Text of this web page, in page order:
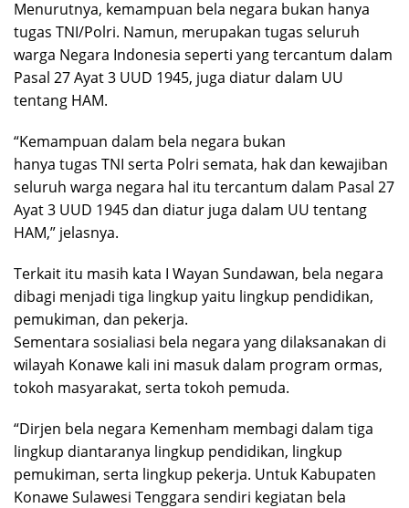
Menurutnya, kemampuan bela negara bukan hanya
tugas TNI/Polri. Namun, merupakan tugas seluruh
warga Negara Indonesia seperti yang tercantum dalam
Pasal 27 Ayat 3 UUD 1945, juga diatur dalam UU
tentang HAM.
“Kemampuan dalam bela negara bukan
hanya tugas TNI serta Polri semata, hak dan kewajiban
seluruh warga negara hal itu tercantum dalam Pasal 27
Ayat 3 UUD 1945 dan diatur juga dalam UU tentang
HAM,” jelasnya.
Terkait itu masih kata I Wayan Sundawan, bela negara
dibagi menjadi tiga lingkup yaitu lingkup pendidikan,
pemukiman, dan pekerja.
Sementara sosialiasi bela negara yang dilaksanakan di
wilayah Konawe kali ini masuk dalam program ormas,
tokoh masyarakat, serta tokoh pemuda.
“Dirjen bela negara Kemenham membagi dalam tiga
lingkup diantaranya lingkup pendidikan, lingkup
pemukiman, serta lingkup pekerja. Untuk Kabupaten
Konawe Sulawesi Tenggara sendiri kegiatan bela